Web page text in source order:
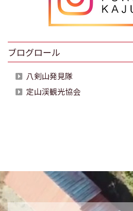
ブログロール
八剣山発見隊
定山渓観光協会